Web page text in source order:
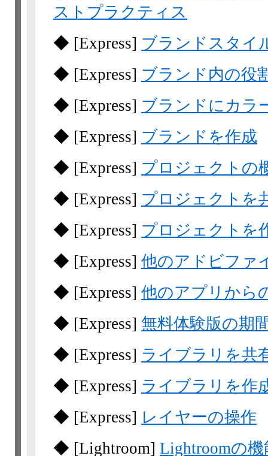
ストプラクティス
◆ [Express] ブランドスタイ
◆ [Express] ブランド内の役
◆ [Express] ブランドにカラ
◆ [Express] ブランドを作成
◆ [Express] プロジェクトの
◆ [Express] プロジェクトを
◆ [Express] プロジェクトを
◆ [Express] 他のアドビファ
◆ [Express] 他のアプリから
◆ [Express] 無料体験版の期
◆ [Express] ライブラリを共
◆ [Express] ライブラリを作
◆ [Express] レイヤーの操作
◆ [Lightroom] Lightroomの